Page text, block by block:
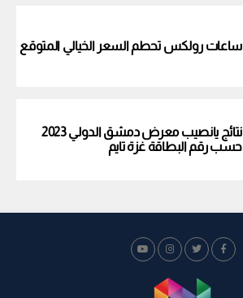
ساعات رولكس تحطم السعر الخيالي المتوقع
نتائج يانصيب معرض دمشق الدولي 2023
حسب رقم البطاقة غزة تايم